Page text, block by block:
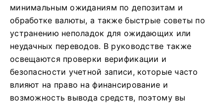
минимальным ожиданиям по депозитам и
обработке валюты, а также быстрые советы по
устранению неполадок для ожидающих или
неудачных переводов. В руководстве также
освещаются проверки верификации и
безопасности учетной записи, которые часто
влияют на право на финансирование и
возможность вывода средств, поэтому вы